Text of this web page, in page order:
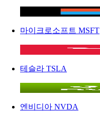
마이크로소프트 MSFT
테슬라 TSLA
엔비디아 NVDA